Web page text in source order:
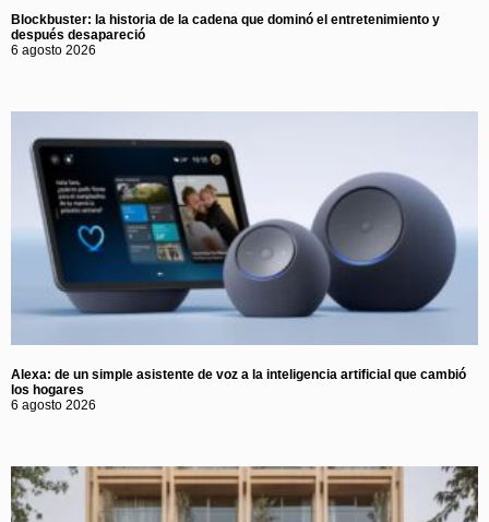
Blockbuster: la historia de la cadena que dominó el entretenimiento y
después desapareció
6 agosto 2026
Alexa: de un simple asistente de voz a la inteligencia artificial que cambió
los hogares
6 agosto 2026